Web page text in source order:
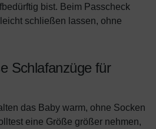
bist. Beim Passcheck
schließen lassen, ohne
Schlafanzüge für
das Baby warm, ohne Socken
eine Größe größer nehmen,